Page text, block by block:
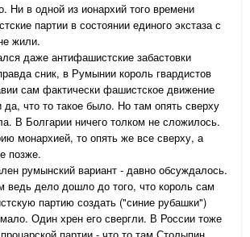
Ни в одной из ионархий того времени
партии в состоянии единого экстаза с
жили.
даже антифашистские забастовки
сник, в Румынии король гвардистов
сам фактически фашистское движение
да, что то такое было. Но там опять сверху
В Болгарии ничего толком не сложилось.
монархией, то опять же все сверху, а
позже.
румынский вариант - давно обсуждалось.
ведь дело дошло до того, что король сам
партию создать ("синие рубашки")
Один хрен его свергли. В России тоже